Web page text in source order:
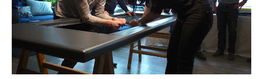
co-
diseñador
Nueva
York,
prototipación